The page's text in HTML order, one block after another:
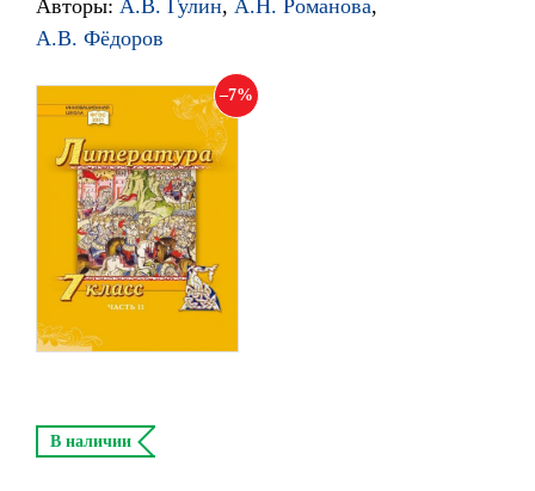
Авторы: А.В. Гулин, А.Н. Романова,
А.В. Фёдоров
7
В наличии